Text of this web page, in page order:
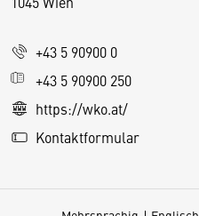
+43 5 90900 0
+43 5 90900 250
https://wko.at/
Kontaktformular
s
e
S
e